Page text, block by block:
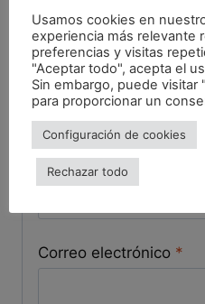
Tu valoración*
Nombre *
Correo electrónico *
Usamos cookies en
experiencia más relevante
preferencias y visitas
"Aceptar todo", acepta el
Sin embargo, puede
para proporcionar un
Configuración de cookies
Rechazar todo